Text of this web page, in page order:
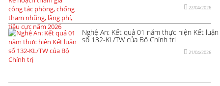
22/04/2026
Nghệ An: Kết quả 01 năm thực hiện Kết luận
số 132-KL/TW của Bộ Chính trị
21/04/2026